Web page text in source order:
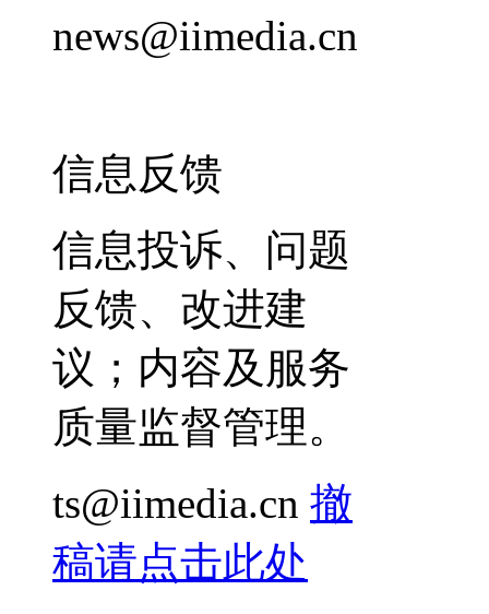
news@iimedia.cn
信息反馈
信息投诉、问题
反馈、改进建
议；内容及服务
质量监督管理。
ts@iimedia.cn 撤
稿请点击此处